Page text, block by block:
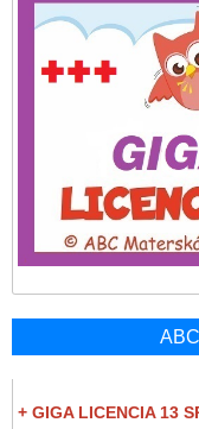
+ GIGA LICENCIA 13